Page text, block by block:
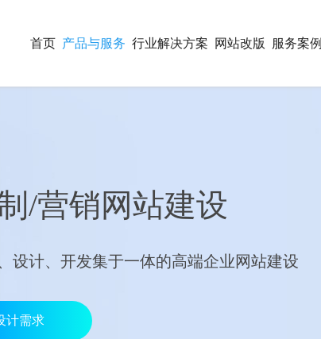
首页 产品与服务 行业解决方案 网站改版 服务案例
/营销网站建设
设计、开发集于一体的高端企业网站建设
计需求